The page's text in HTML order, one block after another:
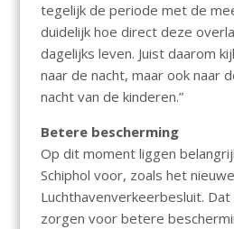
tegelijk de periode met de
duidelijk hoe direct deze
dagelijks leven. Juist daarom
naar de nacht, maar ook naar
nacht van de kinderen.”
Betere bescherming
Op dit moment liggen
Schiphol voor, zoals het nieuwe
Luchthavenverkeerbesluit.
zorgen voor betere